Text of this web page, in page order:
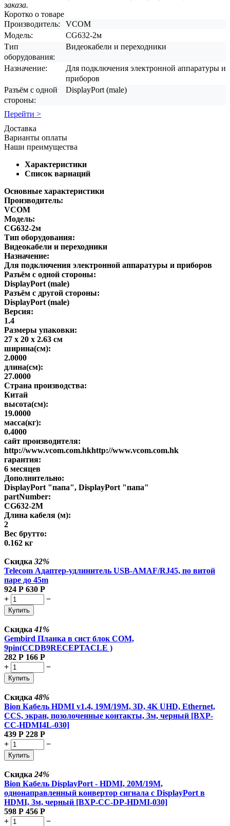
заказа.
Коротко о товаре
Производитель:
VCOM
Модель:
CG632-2м
Тип
оборудования:
Видеокабели и переходники
Назначение:
Для подключения электронной аппаратуры и
приборов
Разъём с одной
стороны:
DisplayPort (male)
Перейти >
Доставка
Варианты оплаты
Наши преимущества
Характеристики
Список вариаций
Основные характеристики
Производитель:
VCOM
Модель:
CG632-2м
Тип оборудования:
Видеокабели и переходники
Назначение:
Для подключения электронной аппаратуры и приборов
Разъём с одной стороны:
DisplayPort (male)
Разъём с другой стороны:
DisplayPort (male)
Версия:
1.4
Размеры упаковки:
27 x 20 x 2.63 см
ширина(см):
2.0000
длина(см):
27.0000
Страна производства:
Китай
высота(см):
19.0000
масса(кг):
0.4000
сайт производителя:
http://www.vcom.com.hkhttp://www.vcom.com.hk
гарантия:
6 месяцев
Дополнительно:
DisplayPort "папа", DisplayPort "папа"
partNumber:
CG632-2M
Длина кабеля (м):
2
Вес брутто:
0.162 кг
Скидка 32%
Telecom Адаптер-удлинитель USB-AMAF/RJ45, по витой
паре до 45m
924 Р 630 Р
+
−
Купить
Скидка41%
Gembird Планка в сист блок COM,
9pin(CCDB9RECEPTACLE )
282 Р 166 Р
+
−
Купить
Скидка48%
Bion Кабель HDMI v1.4, 19M/19M, 3D, 4K UHD, Ethernet,
CCS, экран, позолоченные контакты, 3м, черный [BXP-
CC-HDMI4L-030]
439 Р 228 Р
+
−
Купить
Скидка 24%
Bion Кабель DisplayPort - HDMI, 20M/19M,
однонаправленный конвертор сигнала с DisplayPort в
HDMI, 3м, черный [BXP-CC-DP-HDMI-030]
598 Р 456 Р
+
−